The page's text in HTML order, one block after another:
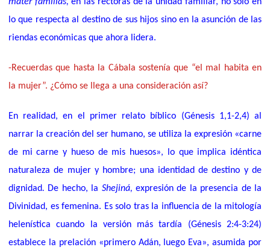
lo que respecta al destino de sus hijos sino en la asunción de las
riendas económicas que ahora lidera.
-Recuerdas que hasta la Cábala sostenía que “el mal habita en
la mujer”. ¿Cómo se llega a una consideración así?
En realidad, en el primer relato bíblico (Génesis 1,1-2,4) al
narrar la creación del ser humano, se utiliza la expresión «carne
de mi carne y hueso de mis huesos», lo queimplica idéntica
naturaleza de mujer y hombre; una identidad de destino y de
dignidad. De hecho, la Shejiná, expresión de la presencia de la
Divinidad, es femenina. Es solo tras la influencia de la mitología
helenística cuando la versión más tardía (Génesis 2:4-3:24)
establece la prelación «primero Adán, luego Eva», asumida por